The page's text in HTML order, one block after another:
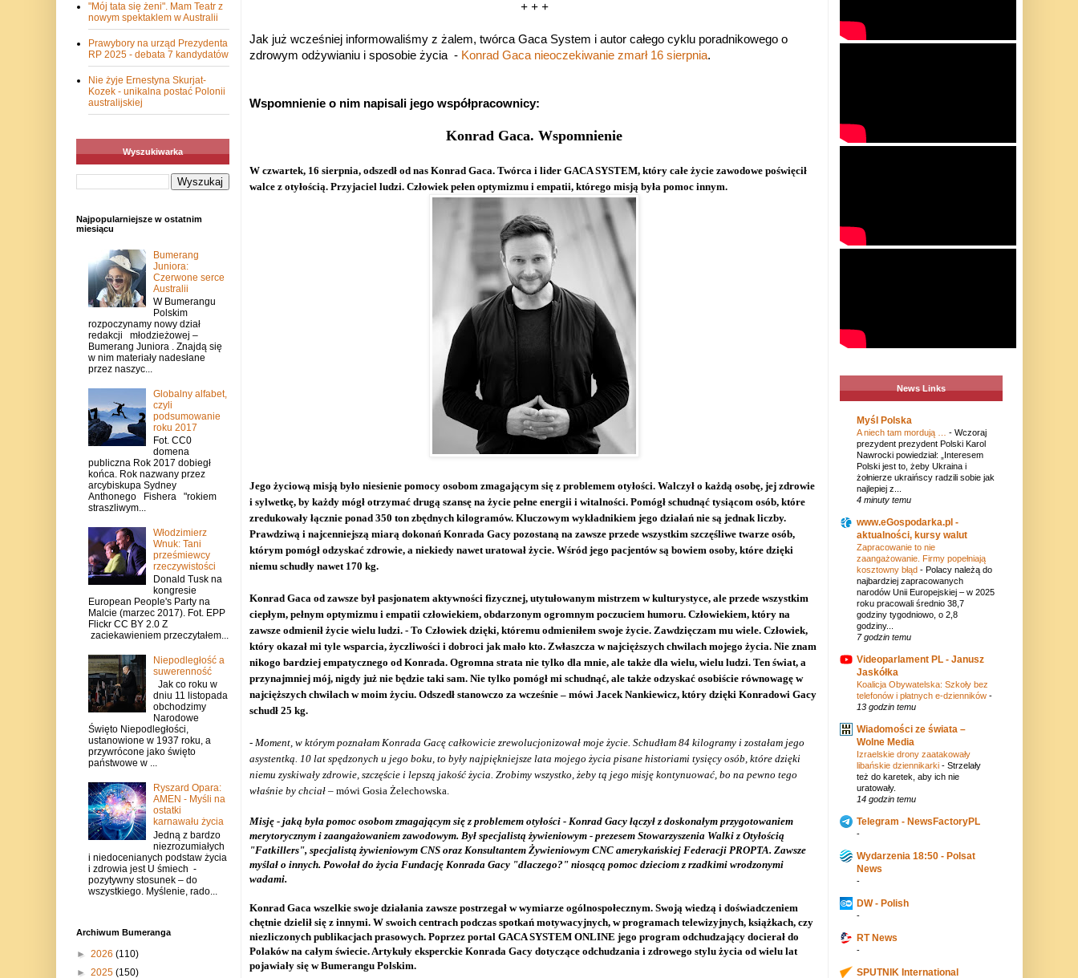
+ + +
Jak już wcześniej informowaliśmy z żalem, twórca Gaca System i autor całego cyklu poradnikowego o
zdrowym odżywianiu i sposobie życia - Konrad Gaca nieoczekiwanie zmarł 16 sierpnia.
Wspomnienie o nim napisali jego współpracownicy:
Konrad Gaca. Wspomnienie
W czwartek, 16 sierpnia, odszedł od nas Konrad Gaca. Twórca i lider GACA SYSTEM, który całe życie zawodowe poświęcił
walce z otyłością. Przyjaciel ludzi. Człowiek pełen optymizmu i empatii, którego misją była pomoc innym.
Jego życiową misją było niesienie pomocy osobom zmagającym się z problemem otyłości. Walczył o każdą osobę, jej zdrowie
i sylwetkę, by każdy mógł otrzymać drugą szansę na życie pełne energii i witalności. Pomógł schudnąć tysiącom osób, które
zredukowały łącznie ponad 350 ton zbędnych kilogramów. Kluczowym wykładnikiem jego działań nie są jednak liczby.
Prawdziwą i najcenniejszą miarą dokonań Konrada Gacy pozostaną na zawsze przede wszystkim szczęśliwe twarze osób,
którym pomógł odzyskać zdrowie, a niekiedy nawet uratował życie. Wśród jego pacjentów są bowiem osoby, które dzięki
niemu schudły nawet 170 kg.
Konrad Gaca od zawsze był pasjonatem aktywności fizycznej, utytułowanym mistrzem w kulturystyce, ale przede wszystkim
ciepłym, pełnym optymizmu i empatii człowiekiem, obdarzonym ogromnym poczuciem humoru. Człowiekiem, który na
zawsze odmienił życie wielu ludzi. - To Człowiek dzięki, któremu odmieniłem swoje życie. Zawdzięczam mu wiele. Człowiek,
który okazał mi tyle wsparcia, życzliwości i dobroci jak mało kto. Zwłaszcza w najcięższych chwilach mojego życia. Nie znam
nikogo bardziej empatycznego od Konrada. Ogromna strata nie tylko dla mnie, ale także dla wielu, wielu ludzi. Ten świat, a
przynajmniej mój, nigdy już nie będzie taki sam. Nie tylko pomógł mi schudnąć, ale także odzyskać osobiście równowagę w
najcięższych chwilach w moim życiu. Odszedł stanowczo za wcześnie – mówi Jacek Nankiewicz, który dzięki Konradowi Gacy
schudł 25 kg.
- Moment, w którym poznałam Konrada Gacę całkowicie zrewolucjonizował moje życie. Schudłam 84 kilogramy i zostałam jego
asystentką. 10 lat spędzonych u jego boku, to były najpiękniejsze lata mojego życia pisane historiami tysięcy osób, które dzięki
niemu zyskiwały zdrowie, szczęście i lepszą jakość życia. Zrobimy wszystko, żeby tą jego misję kontynuować, bo na pewno tego
właśnie by chciał – mówi Gosia Żelechowska.
Misję - jaką była pomoc osobom zmagającym się z problemem otyłości - Konrad Gacy łączył z doskonałym przygotowaniem
merytorycznym i zaangażowaniem zawodowym. Był specjalistą żywieniowym - prezesem Stowarzyszenia Walki z Otyłością
"Fatkillers", specjalistą żywieniowym CNS oraz Konsultantem Żywieniowym CNC amerykańskiej Federacji PROPTA. Zawsze
myślał o innych. Powołał do życia Fundację Konrada Gacy "dlaczego?" niosącą pomoc dzieciomz rzadkimi wrodzonymi
wadami.
Konrad Gaca wszelkie swoje działania zawsze postrzegał w wymiarze ogólnospołecznym. Swoją wiedzą i doświadczeniem
chętnie dzielił się z innymi. W swoich centrach podczas spotkań motywacyjnych, w programach telewizyjnych, książkach, czy
niezliczonych publikacjach prasowych. Poprzez portal GACA SYSTEM ONLINE jego program odchudzający docierał do
Polaków na całym świecie. Artykuły eksperckie Konrada Gacy dotyczące odchudzania i zdrowego stylu życia od wielu lat
pojawiały się w Bumerangu Polskim.
"Mój tata się żeni". Mam Teatr z
nowym spektaklem w Australii
Prawybory na urząd Prezydenta
RP 2025 - debata 7 kandydatów
Nie żyje Ernestyna Skurjat-
Kozek - unikalna postać Polonii
australijskiej
Wyszukiwarka
Najpopularniejsze w ostatnim
miesiącu
Bumerang
Juniora:
Czerwone serce
Australii
W Bumerangu
Polskim
rozpoczynamy nowy dział
redakcji młodzieżowej –
Bumerang Juniora . Znajdą się
w nim materiały nadesłane
przez naszyc...
Globalny alfabet,
czyli
podsumowanie
roku 2017
Fot. CC0
domena
publiczna Rok 2017 dobiegł
końca. Rok nazwany przez
arcybiskupa Sydney
Anthonego Fishera "rokiem
straszliwym...
Włodzimierz
Wnuk: Tani
prześmiewcy
rzeczywistości
Donald Tusk na
kongresie
European People's Party na
Malcie (marzec 2017). Fot. EPP
Flickr CC BY 2.0 Z
zaciekawieniem przeczytałem...
Niepodległość a
suwerenność
Jak co roku w
dniu 11 listopada
obchodzimy
Narodowe
Święto Niepodległości,
ustanowione w 1937 roku, a
przywrócone jako święto
państwowe w ...
Ryszard Opara:
AMEN - Myśli na
ostatki
karnawału życia
Jedną z bardzo
niezrozumiałych
i niedocenianych podstaw życia
i zdrowia jest U śmiech -
pozytywny stosunek – do
wszystkiego. Myślenie, rado...
Archiwum Bumeranga
► 2026 (110)
► 2025 (150)
News Links
Myśl Polska
A niech tam mordują … - Wczoraj
prezydent prezydent Polski Karol
Nawrocki powiedział: „Interesem
Polski jest to, żeby Ukraina i
żołnierze ukraińscy radzili sobie jak
najlepiej z...
4 minuty temu
www.eGospodarka.pl -
aktualności, kursy walut
Zapracowanie to nie
zaangażowanie. Firmy popełniają
kosztowny błąd - Polacy należą do
najbardziej zapracowanych
narodów Unii Europejskiej – w 2025
roku pracowali średnio 38,7
godziny tygodniowo, o 2,8
godziny...
7 godzin temu
Videoparlament PL - Janusz
Jaskółka
Koalicja Obywatelska: Szkoły bez
telefonów i płatnych e-dzienników -
13 godzin temu
Wiadomości ze świata –
Wolne Media
Izraelskie drony zaatakowały
libańskie dziennikarki - Strzelały
też do karetek, aby ich nie
uratowały.
14 godzin temu
Telegram - NewsFactoryPL
-
Wydarzenia 18:50 - Polsat
News
-
DW - Polish
-
RT News
-
SPUTNIK International